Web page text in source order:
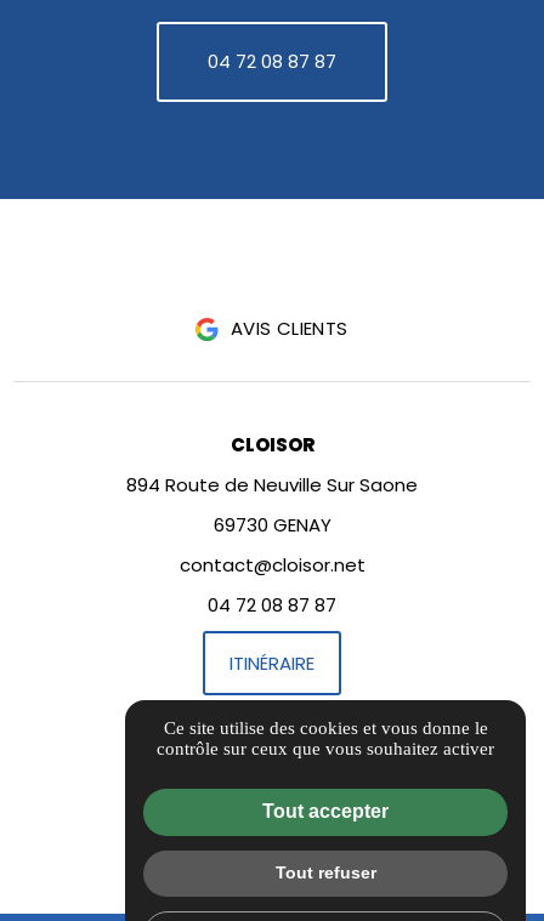
04 72 08 87 87
AVIS CLIENTS
CLOISOR
894 Route de Neuville Sur Saone
69730 GENAY
contact@cloisor.net
04 72 08 87 87
ITINÉRAIRE
LIENS UTILES
Mentions légales
Politique de confidentialité
Flux RSS
Ce site utilise des cookies et vous donne le
contrôle sur ceux que vous souhaitez activer
Tout accepter
Tout refuser